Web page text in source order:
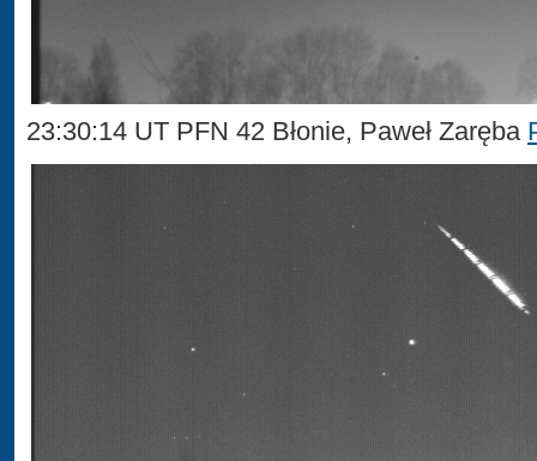
23:30:14 UT PFN 42 Błonie, Paweł Zaręba